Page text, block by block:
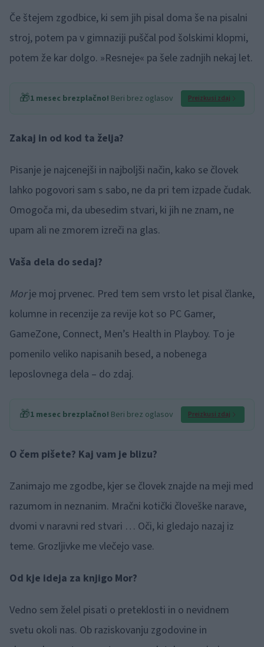
Če štejem zgodbice, ki sem jih pisal doma še na pisalni
stroj, potem pa v gimnaziji puščal pod šolskimi klopmi,
potem že kar dolgo. »Resneje« pa šele zadnjih nekaj let.
🎁1 mesec brezplačno! Beri brez oglasov Preizkusi zdaj
Zakaj in od kod ta želja?
Pisanje je najcenejši in najboljši način, kako se človek
lahko pogovori sam s sabo, ne da pri tem izpade čudak.
Omogoča mi, da ubesedim stvari, ki jih ne znam, ne
upam ali ne zmorem izreči na glas.
Vaša dela do sedaj?
Morje moj prvenec. Pred tem sem vrsto let pisal članke,
kolumne in recenzije za revije kot so PC Gamer,
GameZone, Connect, Men’s Health in Playboy. To je
pomenilo veliko napisanih besed, a nobenega
leposlovnega dela – do zdaj.
🎁1 mesec brezplačno! Beri brez oglasov Preizkusi zdaj
O čem pišete? Kaj vam je blizu?
Zanimajo me zgodbe, kjer se človek znajde na meji med
razumom in neznanim. Mračni kotički človeške narave,
dvomi v naravni red stvari … Oči, ki gledajo nazaj iz
teme. Grozljivke me vlečejo vase.
Od kje ideja za knjigo Mor?
Vedno sem želel pisati o preteklosti in o nevidnem
svetu okoli nas. Ob raziskovanju zgodovine in